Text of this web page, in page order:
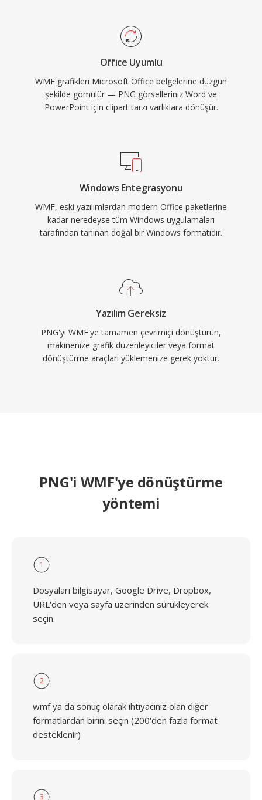
Office Uyumlu
WMF grafikleri Microsoft Office belgelerine düzgün
şekilde gömülür — PNG görselleriniz Word ve
PowerPoint için clipart tarzı varlıklara dönüşür.
Windows Entegrasyonu
WMF, eski yazılımlardan modern Office paketlerine
kadar neredeyse tüm Windows uygulamaları
tarafından tanınan doğal bir Windows formatıdır.
Yazılım Gereksiz
PNG'yi WMF'ye tamamen çevrimiçi dönüştürün,
makinenize grafik düzenleyiciler veya format
dönüştürme araçları yüklemenize gerek yoktur.
PNG'i WMF'ye dönüştürme
yöntemi
1
Dosyaları bilgisayar, Google Drive, Dropbox,
URL'den veya sayfa üzerinden sürükleyerek
seçin.
2
wmf ya da sonuç olarak ihtiyacınız olan diğer
formatlardan birini seçin (200'den fazla format
desteklenir)
3